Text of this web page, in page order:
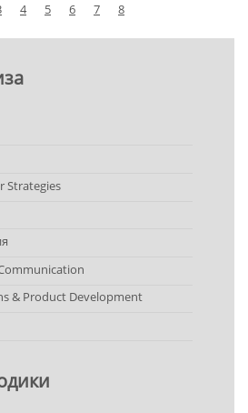
4 5 6 7 8
Strategies
& Product Development